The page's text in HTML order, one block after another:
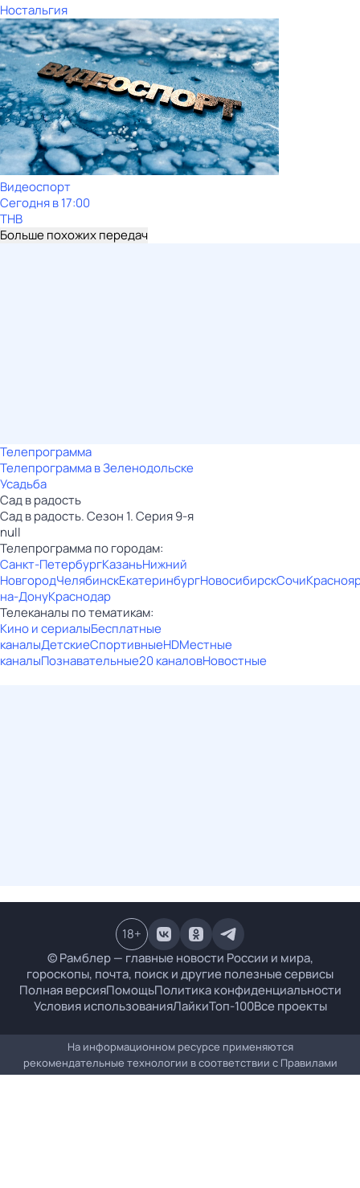
Ностальгия
Видеоспорт
Сегодня в 17:00
ТНВ
Больше похожих передач
Телепрограмма
Телепрограмма в Зеленодольске
Усадьба
Сад в радость
Сад в радость. Сезон 1. Серия 9-я
null
Телепрограмма по городам:
Санкт-ПетербургКазаньНижний
НовгородЧелябинскЕкатеринбургНовосибирскСочи
на-ДонуКраснодар
Телеканалы по тематикам:
Кино и сериалыБесплатные
каналыДетскиеСпортивныеHDМестные
каналыПознавательные20 каналовНовостные
© Рамблер — главные новости России и мира,
гороскопы, почта, поиск и другие полезные сервисы
Полная версияПомощьПолитика конфиденциальности
Условия использованияЛайкиТоп-100Все проекты
18+
На информационном ресурсе применяются
рекомендательные технологии в соответствии с Правилами